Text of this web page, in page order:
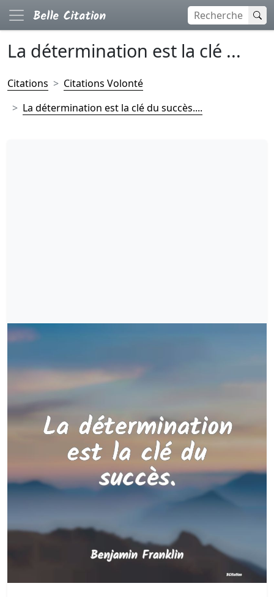
La détermination est la clé ...
Citations
Citations Volonté
La détermination est la clé du succès....